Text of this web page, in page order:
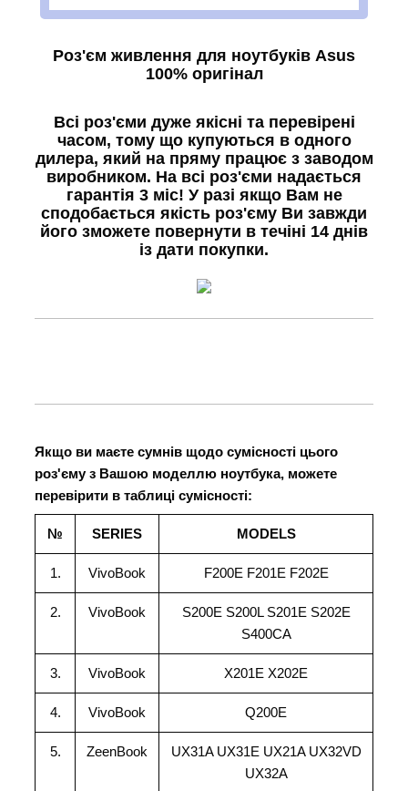
Роз'єм живлення для ноутбуків Asus
100% оригінал
Всі роз'єми дуже якісні та перевірені
часом, тому що купуються в одного
дилера, який на пряму працює з заводом
виробником. На всі роз'єми надається
гарантія 3 міс! У разі якщо Вам не
сподобається якість роз'єму Ви завжди
його зможете повернути в течіні 14 днів
із дати покупки.
Якщо ви маєте сумнів щодо сумісності цього
роз'єму з Вашою моделлю ноутбука, можете
перевірити в таблиці сумісності:
№ SERIES MODELS
1. VivoBook F200E F201E F202E
2. VivoBook
S200E S200L S201E S202E
S400CA
3. VivoBook X201E X202E
4. VivoBook Q200E
5. ZeenBook
UX31A UX31E UX21A UX32VD
UX32A